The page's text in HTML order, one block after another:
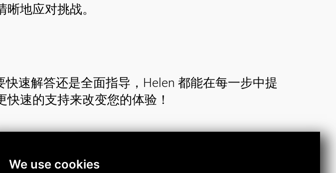
We use cookies
地应对挑战。
速解答还是全面指导，Helen 都能在每一步中提
速的支持来改变您的体验！
供帮
thumb_up
体